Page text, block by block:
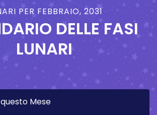
PER FEBBRAIO, 2031
DELLE FASI
LUNARI
Mese